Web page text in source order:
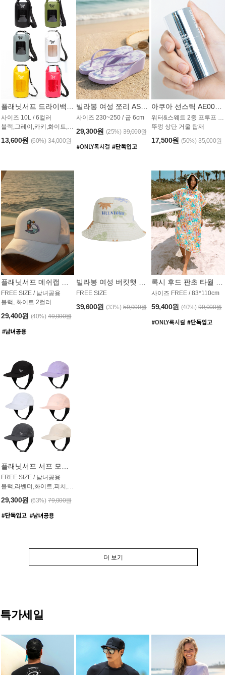
사이즈 10L / 6컬러
블랙,그레이,카키,화이트,옐로우,핑크
13,600원 (60%) 34,000원
사이즈 230~250 / 굽 6cm
29,300원 (25%) 39,000원
워터&스웨트 2중 프루프 / SPF 50+
뚜껑 상단 거울 탑재
17,500원 (50%) 35,000원
FREE SIZE / 남녀공용
블랙, 화이트 2컬러
29,400원 (40%) 49,000원
FREE SIZE
39,600원 (33%) 59,000원
사이즈 FREE / 83*110cm
59,400원 (40%) 99,000원
플래닛서프 서프 모자 UAC007PS
FREE SIZE / 남녀공용
블랙,라벤더,화이트,피치,그레이,오트밀 6컬러
29,300원 (63%) 79,000원
더 보기
특가세일